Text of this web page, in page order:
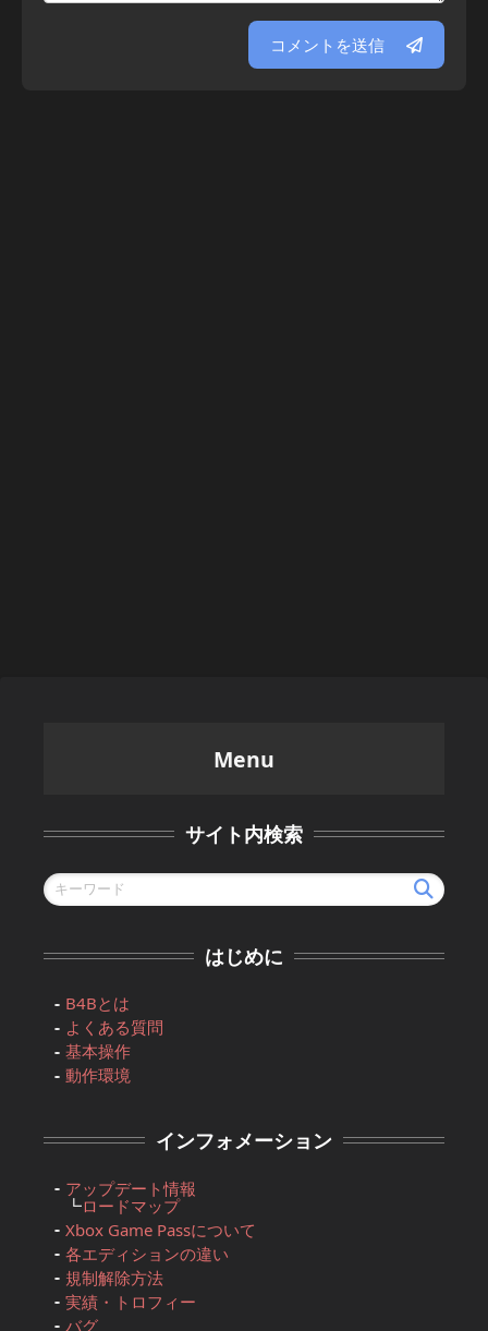
コメントを送信
Menu
サイト内検索
はじめに
B4Bとは
よくある質問
基本操作
動作環境
インフォメーション
アップデート情報
┗ロードマップ
Xbox Game Passについて
各エディションの違い
規制解除方法
実績・トロフィー
バグ